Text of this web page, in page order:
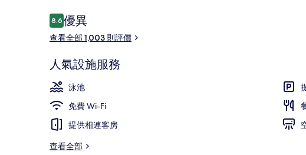
評
價
8.68.6 分，滿分 10 分，
優異
查看全部 1,003 則評價
人氣設施服務
泳池
免費 Wi-Fi
提供相連客房
查看全部